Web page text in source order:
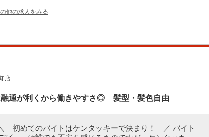
他の求人をみる
店
通が利くから働きやすさ◎ 髪型・髪色自由
初めてのバイトはケンタッキーで決まり！ ／ バイト